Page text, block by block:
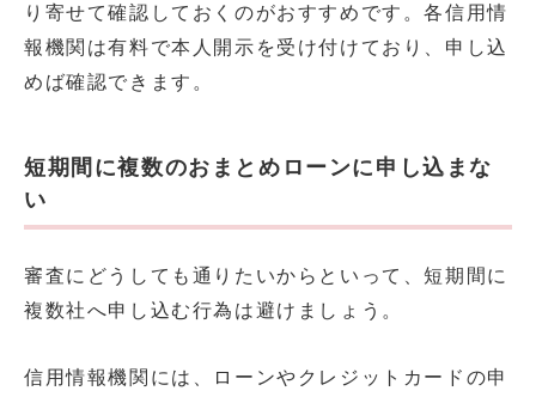
り寄せて確認しておくのがおすすめです。各信用情
報機関は有料で本人開示を受け付けており、申し込
めば確認できます。
短期間に複数のおまとめローンに申し込まな
い
審査にどうしても通りたいからといって、短期間に
複数社へ申し込む行為は避けましょう。
信用情報機関には、ローンやクレジットカードの申